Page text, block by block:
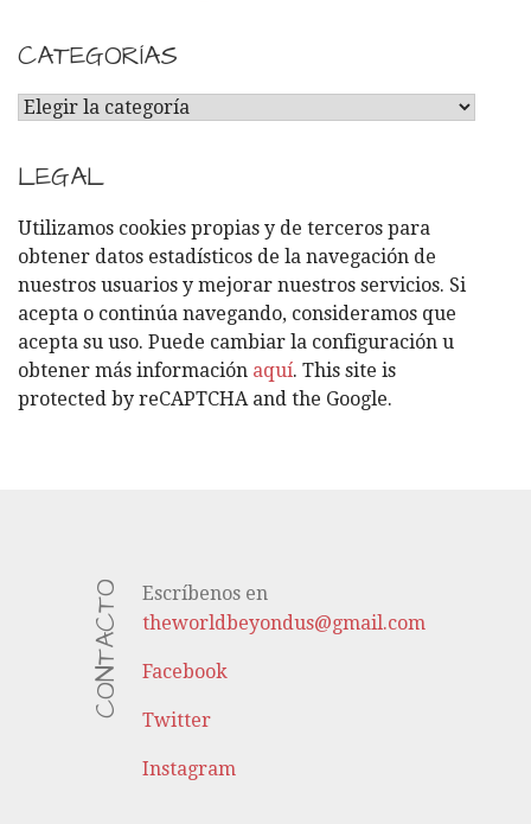
CATEGORÍAS
C
T
E
G
O
R
Í
A
S
LEGAL
Utilizamos cookies propias y de terceros para
obtener datos estadísticos de la navegación de
nuestros usuarios y mejorar nuestros servicios. Si
acepta o continúa navegando, consideramos que
acepta su uso. Puede cambiar la configuración u
obtener más información aquí. This site is
protected by reCAPTCHA and the Google.
CONTACTO
Escríbenos en
theworldbeyondus@gmail.com
Facebook
Twitter
Instagram